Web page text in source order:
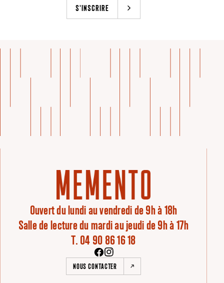
S'INSCRIRE
Ouvert du lundi au vendredi de 9h à 18h
Salle de lecture du mardi au jeudi de 9h à 17h
T. 04 90 86 16 18
NOUS CONTACTER